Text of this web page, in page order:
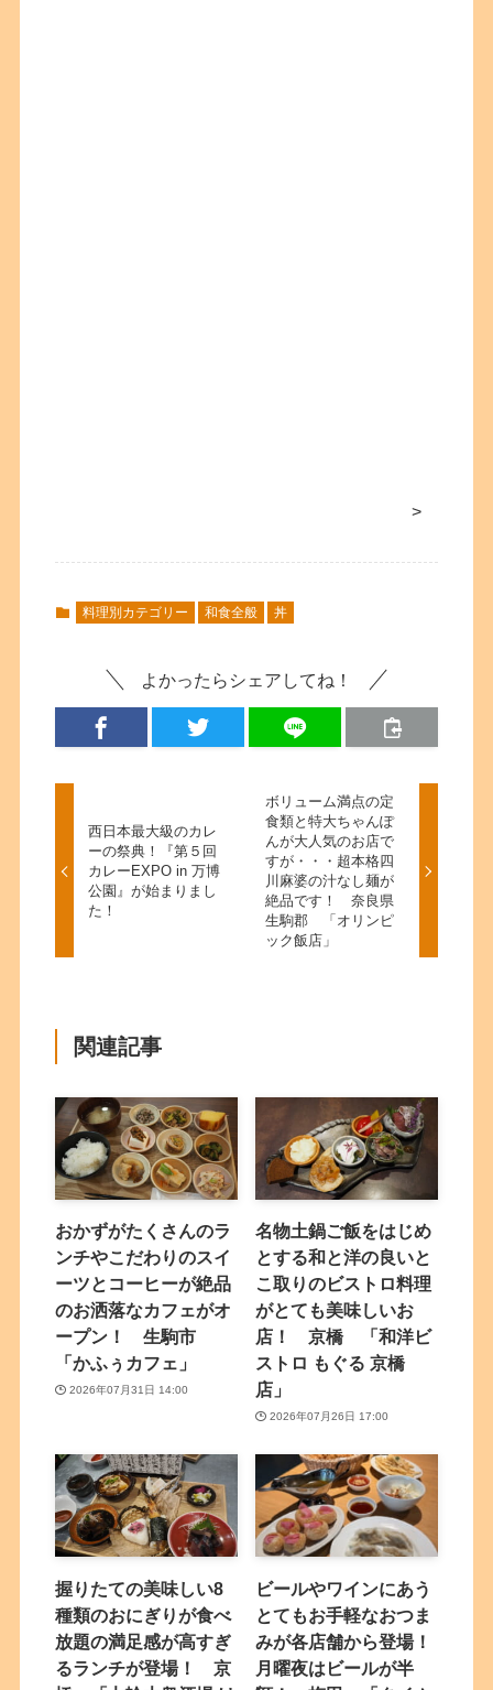
>
料理別カテゴリー 和食全般 丼
よかったらシェアしてね！
西日本最大級のカレ
ーの祭典！『第５回
カレーEXPO in 万博
公園』が始まりまし
た！
ボリューム満点の定
食類と特大ちゃんぽ
んが大人気のお店で
すが・・・超本格四
川麻婆の汁なし麺が
絶品です！ 奈良県
生駒郡 「オリンピ
ック飯店」
関連記事
おかずがたくさんのラ
ンチやこだわりのスイ
ーツとコーヒーが絶品
のお洒落なカフェがオ
ープン！ 生駒市
「かふぅカフェ」
2026年07月31日 14:00
名物土鍋ご飯をはじめ
とする和と洋の良いと
こ取りのビストロ料理
がとても美味しいお
店！ 京橋 「和洋ビ
ストロ もぐる 京橋
店」
2026年07月26日 17:00
握りたての美味しい8
種類のおにぎりが食べ
放題の満足感が高すぎ
るランチが登場！ 京
ビールやワインにあう
とてもお手軽なおつま
みが各店舗から登場！
月曜夜はビールが半